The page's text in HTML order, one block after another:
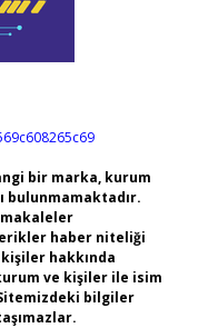
bir marka, kurum
bulunmamaktadır.
makaleler
haber niteliği
hakkında
ve kişiler ile isim
bilgiler